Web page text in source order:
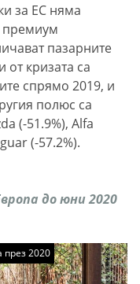
за ЕС няма
премиум
пазарните
от кризата са
спрямо 2019, и
полюс са
(-51.9%), Alfa
(-57.2%).
до юни 2020
през 2020
през 2020
през 2020
през 2020
през 2020
през 2020
през 2020
през 2020
през 2020
през 2020
през 2020
през 2020
през 2020
през 2020
през 2020